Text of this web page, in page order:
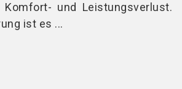
und Leistungsverlust.
ist es ...